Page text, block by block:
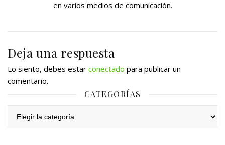
en varios medios de comunicación.
Deja una respuesta
Lo siento, debes estar conectado para publicar un
comentario.
CATEGORÍAS